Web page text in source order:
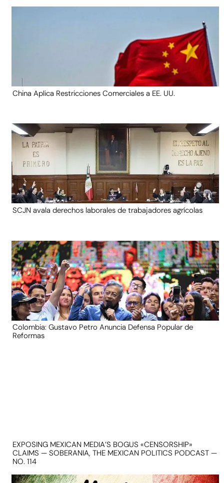
China Aplica Restricciones Comerciales a EE. UU.
SCJN avala derechos laborales de trabajadores agrícolas
Colombia: Gustavo Petro Anuncia Defensa Popular de
Reformas
EXPOSING MEXICAN MEDIA’S BOGUS «CENSORSHIP»
CLAIMS — SOBERANIA, THE MEXICAN POLITICS PODCAST —
NO. 114